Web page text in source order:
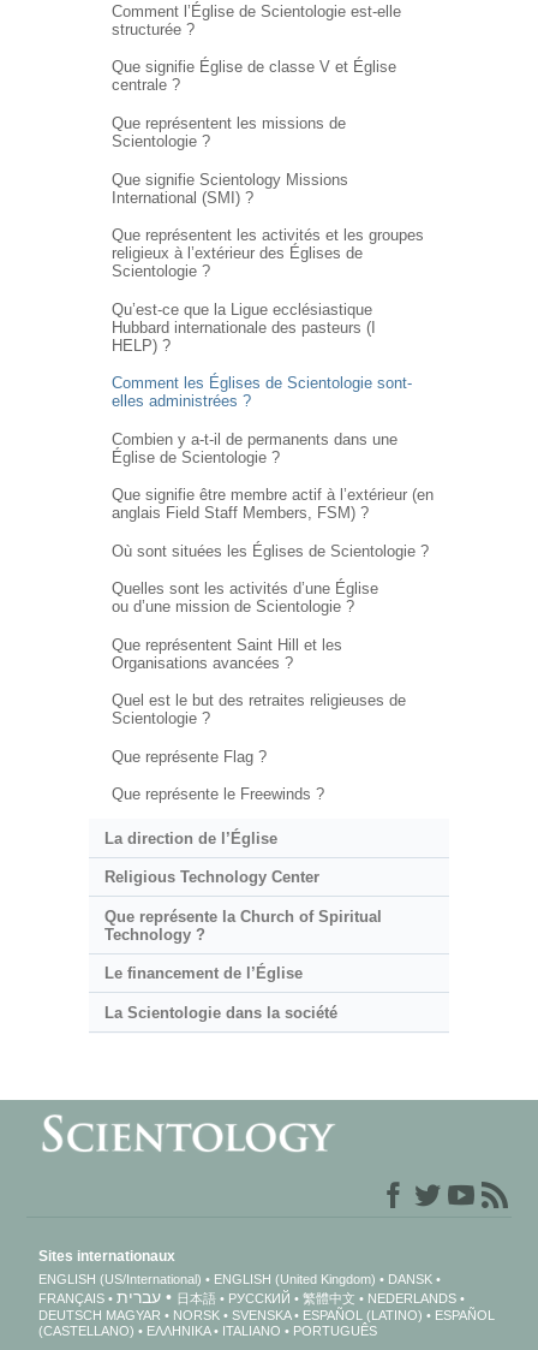
Comment l’Église de Scientologie est-elle
structurée ?
Que signifie Église de classe V et Église
centrale ?
Que représentent les missions de
Scientologie ?
Que signifie Scientology Missions
International (SMI) ?
Que représentent les activités et les groupes
religieux à l’extérieur des Églises de
Scientologie ?
Qu’est-ce que la Ligue ecclésiastique
Hubbard internationale des pasteurs (I
HELP) ?
Comment les Églises de Scientologie sont-
elles administrées ?
Combien y a-t-il de permanents dans une
Église de Scientologie ?
Que signifie être membre actif à l’extérieur (en
anglais Field Staff Members, FSM) ?
Où sont situées les Églises de Scientologie ?
Quelles sont les activités d’une Église
ou d’une mission de Scientologie ?
Que représentent Saint Hill et les
Organisations avancées ?
Quel est le but des retraites religieuses de
Scientologie ?
Que représente Flag ?
Que représente le Freewinds ?
La direction de l’Église
Religious Technology Center
Que représente la Church of Spiritual
Technology ?
Le financement de l’Église
La Scientologie dans la société
Sites internationaux
ENGLISH (US/International) ENGLISH (United Kingdom)
DANSK
FRANÇAIS
עברית 日本語 РУССКИЙ 繁體中文
NEDERLANDS
DEUTSCH MAGYAR NORSK SVENSKA ESPAÑOL (LATINO)
ESPAÑOL
(CASTELLANO)
ΕΛΛΗΝΙΚA ITALIANO PORTUGUÊS